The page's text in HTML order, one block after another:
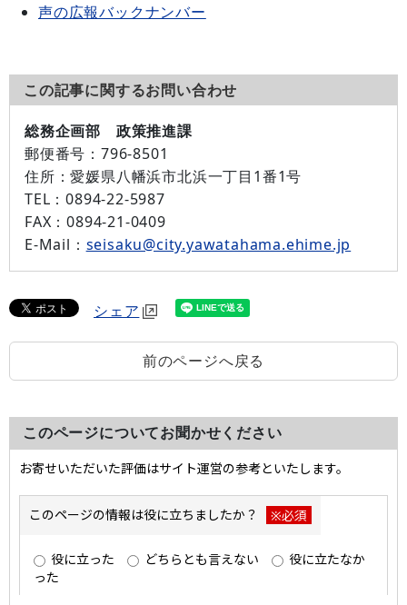
声の広報バックナンバー
この記事に関するお問い合わせ
総務企画部 政策推進課
郵便番号： 796-8501
住所：愛媛県八幡浜市北浜一丁目1番1号
TEL：0894-22-5987
FAX：0894-21-0409
E-Mail： seisaku@city.yawatahama.ehime.jp
シェア
前のページへ戻る
このページについてお聞かせください